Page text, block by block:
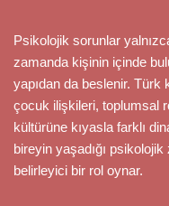
Psikolojik sorunlar
zamanda kişinin içinde
yapıdan da beslenir. Türk
çocuk ilişkileri, toplumsal
kültürüne kıyasla farklı
bireyin yaşadığı psikolojik
belirleyici bir rol oynar.